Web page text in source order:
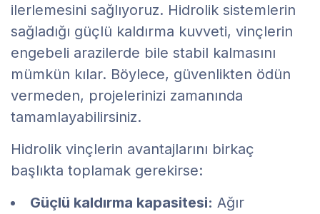
ilerlemesini sağlıyoruz. Hidrolik sistemlerin
sağladığı güçlü kaldırma kuvveti, vinçlerin
engebeli arazilerde bile stabil kalmasını
mümkün kılar. Böylece, güvenlikten ödün
vermeden, projelerinizi zamanında
tamamlayabilirsiniz.
Hidrolik vinçlerin avantajlarını birkaç
başlıkta toplamak gerekirse:
Güçlü kaldırma kapasitesi: Ağır